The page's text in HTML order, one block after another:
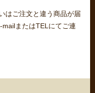
はご注文と違う商品が届
またはTELにてご連